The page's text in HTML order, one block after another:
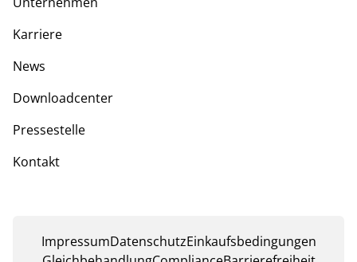
Karriere
News
Downloadcenter
Pressestelle
Kontakt
ImpressumDatenschutzEinkaufsbedingungen